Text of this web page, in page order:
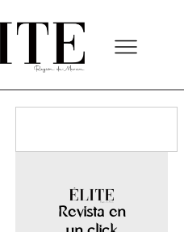
Revista en